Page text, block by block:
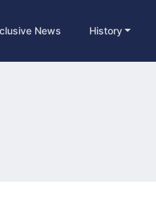
News History